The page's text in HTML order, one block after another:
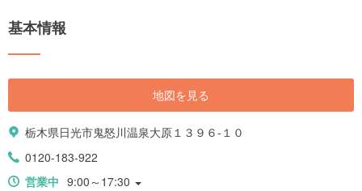
基本情報
地図を見る
栃木県日光市鬼怒川温泉大原１３９６-１０
0120-183-922
営業中 9:00～17:30